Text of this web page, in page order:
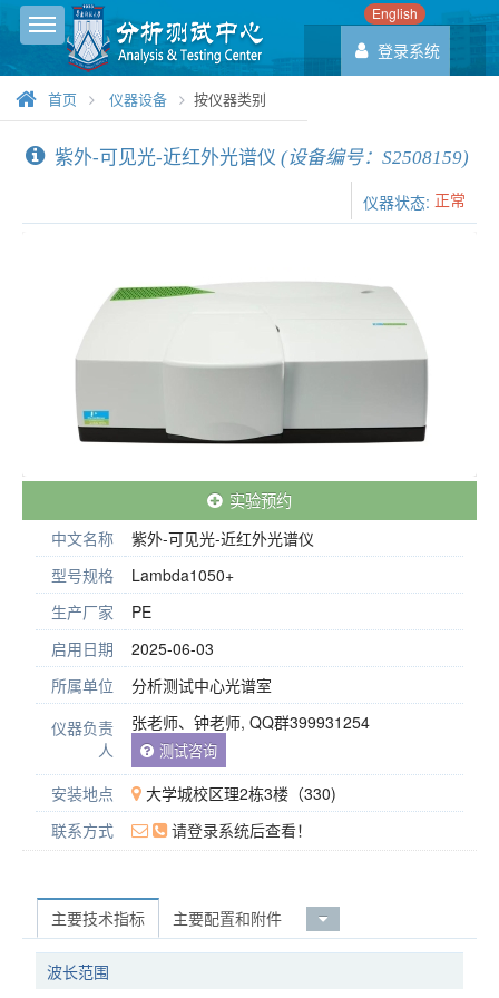
Toggle sidebar English
登录系统
首页 仪器设备 按仪器类别
紫外-可见光-近红外光谱仪 (设备编号：S2508159)
仪器状态: 正常
实验预约
中文名称
紫外-可见光-近红外光谱仪
型号规格
Lambda1050+
生产厂家
PE
启用日期
2025-06-03
所属单位
分析测试中心光谱室
仪器负责
人
张老师、钟老师, QQ群399931254
测试咨询
安装地点
大学城校区理2栋3楼（330)
联系方式
请登录系统后查看！
主要技术指标 主要配置和附件
波长范围